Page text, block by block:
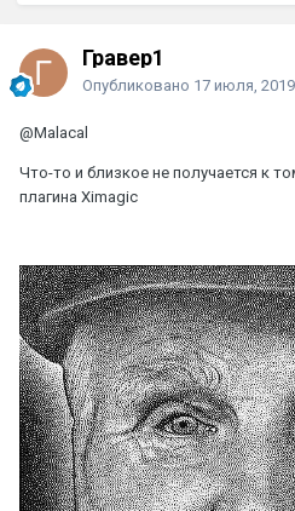
Гравер1
Опубликовано 17 июля, 2019
@Malacal
Что-то и близкое не получается к
плагина Ximagic